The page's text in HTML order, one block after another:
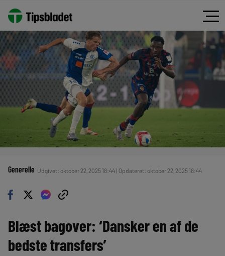
Generelle Udgivet: oktober 22, 2025 18:44 | Opdateret: oktober 22, 2025 18:44
Blæst bagover: ‘Dansker en af de
bedste transfers’